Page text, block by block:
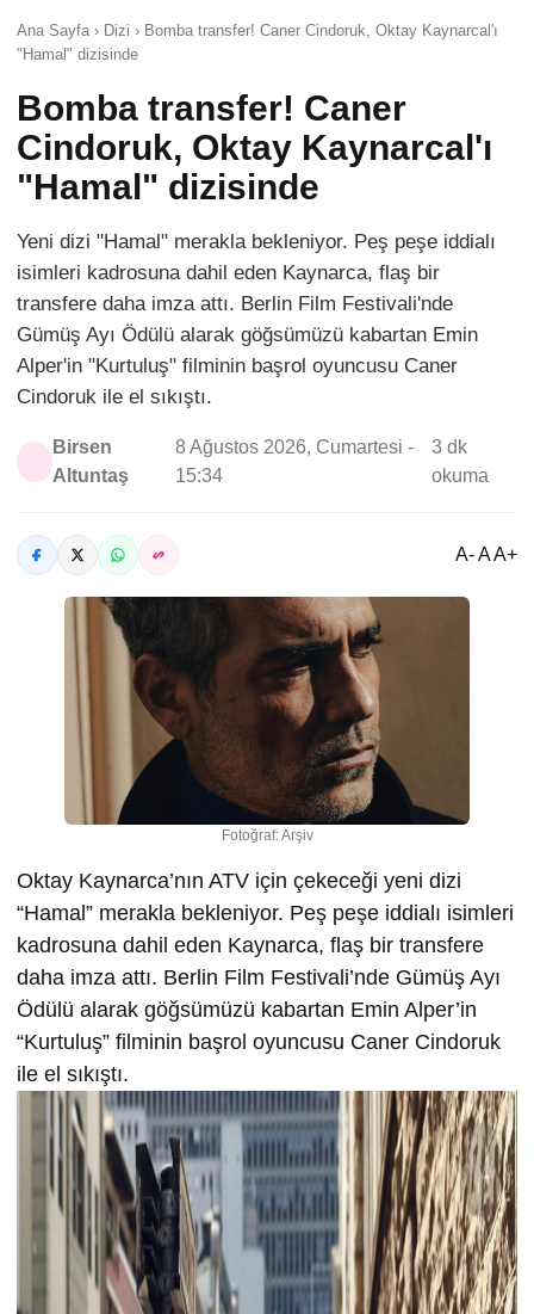
Ana Sayfa › Dizi › Bomba transfer! Caner Cindoruk, Oktay Kaynarcal'ı
"Hamal" dizisinde
Bomba transfer! Caner
Cindoruk, Oktay Kaynarcal'ı
"Hamal" dizisinde
Yeni dizi "Hamal" merakla bekleniyor. Peş peşe iddialı
isimleri kadrosuna dahil eden Kaynarca, flaş bir
transfere daha imza attı. Berlin Film Festivali'nde
Gümüş Ayı Ödülü alarak göğsümüzü kabartan Emin
Alper'in "Kurtuluş" filminin başrol oyuncusu Caner
Cindoruk ile el sıkıştı.
Birsen
Altuntaş
8 Ağustos 2026, Cumartesi -
15:34
3 dk
okuma
A- A A+
Fotoğraf: Arşiv
Oktay Kaynarca’nın ATV için çekeceği yeni dizi
“Hamal” merakla bekleniyor. Peş peşe iddialı isimleri
kadrosuna dahil eden Kaynarca, flaş bir transfere
daha imza attı. Berlin Film Festivali’nde Gümüş Ayı
Ödülü alarak göğsümüzü kabartan Emin Alper’in
“Kurtuluş” filminin başrol oyuncusu Caner Cindoruk
ile el sıkıştı.